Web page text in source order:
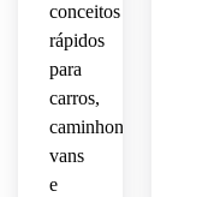
conceitos
rápidos
para
carros,
caminhonetes,
vans
e